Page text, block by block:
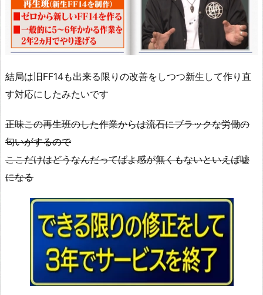
結局は旧FF14も出来る限りの改善をしつつ新生して作り直
す対応にしたみたいです
正味この再生班のした作業からは流石にブラックな労働の
匂いがするので
ここだけはどうなんだってばよ感が無くもないといえば嘘
になる